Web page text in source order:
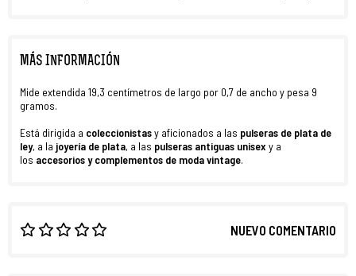
MÁS INFORMACIÓN
Mide extendida 19,3 centímetros de largo por 0,7 de ancho y pesa 9
gramos.
Está dirigida a coleccionistasy aficionados a las pulseras de plata de
ley, a la joyería de plata, a las pulseras antiguas unisex y a
los accesorios y complementos de moda vintage.
NUEVO COMENTARIO